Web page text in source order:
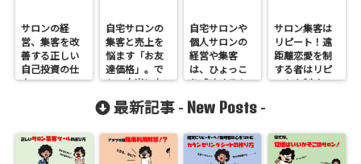
サロンの経
営、集客を改
善する正しい
自己投資の仕
方
自宅サロンの
集客と売上を
悩ます「お友
達価格」。で
も、本当に友
達？スパッと
気持ちよく切
ょう！
自宅サロンや
個人サロンの
経営や集客
は、ひょっこ
り成功するも
せん。成功す
べき3つのルー
ル！
サロン集客は
リピート！遠
距離恋愛を制
する者はリピ
ートを制す
最新記事 - New Posts -